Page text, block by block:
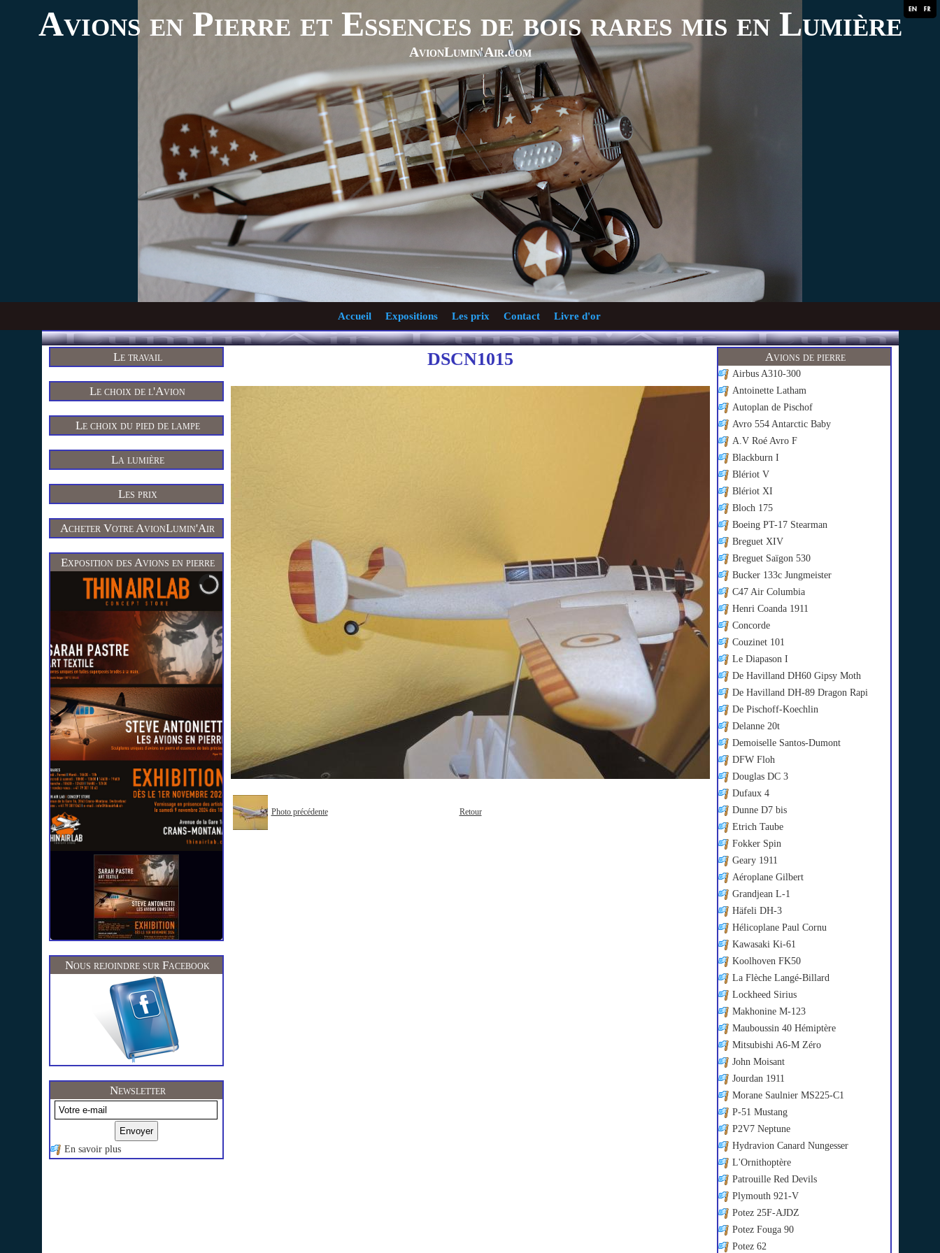
Avions en Pierre et Essences de bois rares mis en Lumière
AvionLumin'Air.com
Accueil Expositions Les prix Contact Livre d'or
Le travail
Le choix de l'Avion
Le choix du pied de lampe
La lumière
Les prix
Acheter Votre AvionLumin'Air
Exposition des Avions en pierre
Nous rejoindre sur Facebook
Newsletter
En savoir plus
Avions de pierre
Airbus A310-300
Antoinette Latham
Autoplan de Pischof
Avro 554 Antarctic Baby
A.V Roé Avro F
Blackburn I
Blériot V
Blériot XI
Bloch 175
Boeing PT-17 Stearman
Breguet XIV
Breguet Saïgon 530
Bucker 133c Jungmeister
C47 Air Columbia
Henri Coanda 1911
Concorde
Couzinet 101
Le Diapason I
De Havilland DH60 Gipsy Moth
De Havilland DH-89 Dragon Rapi
De Pischoff-Koechlin
Delanne 20t
Demoiselle Santos-Dumont
DFW Floh
Douglas DC 3
Dufaux 4
Dunne D7 bis
Etrich Taube
Fokker Spin
Geary 1911
Aéroplane Gilbert
Grandjean L-1
Häfeli DH-3
Hélicoplane Paul Cornu
Kawasaki Ki-61
Koolhoven FK50
La Flèche Langé-Billard
Lockheed Sirius
Makhonine M-123
Mauboussin 40 Hémiptère
Mitsubishi A6-M Zéro
John Moisant
Jourdan 1911
Morane Saulnier MS225-C1
P-51 Mustang
P2V7 Neptune
Hydravion Canard Nungesser
L'Ornithoptère
Patrouille Red Devils
Plymouth 921-V
Potez 25F-AJDZ
Potez Fouga 90
Potez 62
DSCN1015
Photo précédente Retour